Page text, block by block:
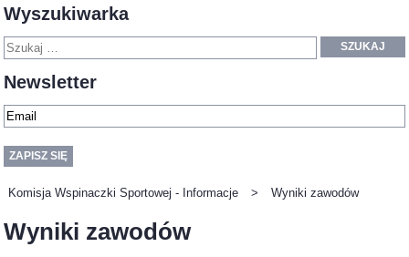
Wyszukiwarka
SZUKAJ
Newsletter
Komisja Wspinaczki Sportowej - Informacje > Wyniki zawodów
Wyniki zawodów